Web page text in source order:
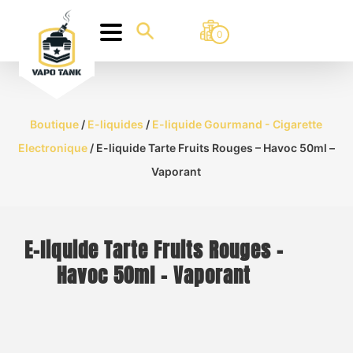
0
Boutique / E-liquides / E-liquide Gourmand - Cigarette
Electronique/ E-liquide Tarte Fruits Rouges – Havoc 50ml –
Vaporant
E-liquide Tarte Fruits Rouges –
Havoc 50ml – Vaporant